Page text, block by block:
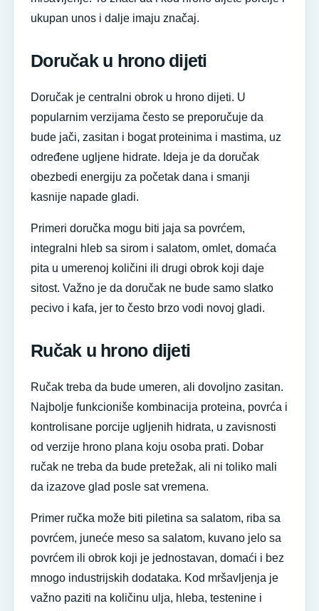
ukupan unos i dalje imaju značaj.
Doručak u hrono dijeti
Doručak je centralni obrok u hrono dijeti. U
popularnim verzijama često se preporučuje da
bude jači, zasitan i bogat proteinima i mastima, uz
određene ugljene hidrate. Ideja je da doručak
obezbedi energiju za početak dana i smanji
kasnije napade gladi.
Primeri doručka mogu biti jaja sa povrćem,
integralni hleb sa sirom i salatom, omlet, domaća
pita u umerenoj količini ili drugi obrok koji daje
sitost. Važno je da doručak ne bude samo slatko
pecivo i kafa, jer to često brzo vodi novoj gladi.
Ručak u hrono dijeti
Ručak treba da bude umeren, ali dovoljno zasitan.
Najbolje funkcioniše kombinacija proteina, povrća i
kontrolisane porcije ugljenih hidrata, u zavisnosti
od verzije hrono plana koju osoba prati. Dobar
ručak ne treba da bude pretežak, ali ni toliko mali
da izazove glad posle sat vremena.
Primer ručka može biti piletina sa salatom, riba sa
povrćem, juneće meso sa salatom, kuvano jelo sa
povrćem ili obrok koji je jednostavan, domaći i bez
mnogo industrijskih dodataka. Kod mršavljenja je
važno paziti na količinu ulja, hleba, testenine i